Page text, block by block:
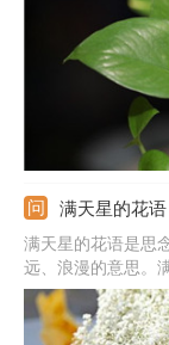
满天星的花语
满天星的花语是思
远、浪漫的意思。
我在思念你，你是